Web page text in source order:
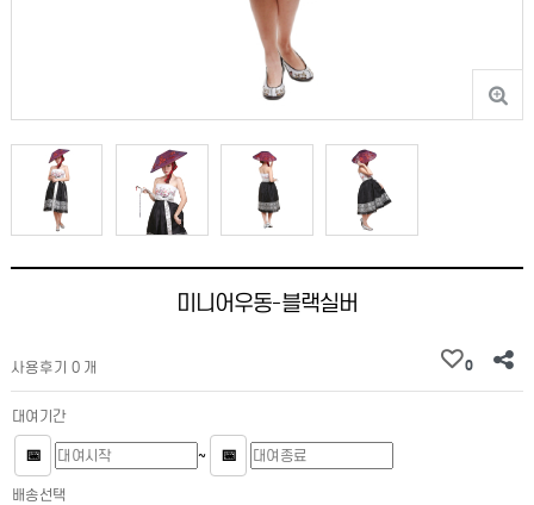
미니어우동-블랙실버
사용후기 0 개 0
대여기간
📅 ~ 📅
배송선택